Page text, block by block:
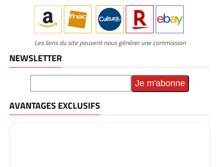
Les liens du site peuvent nous générer une commission
NEWSLETTER
AVANTAGES EXCLUSIFS